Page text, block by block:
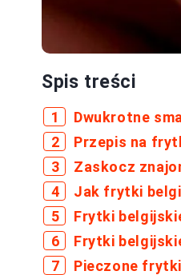
Spis treści
Dwukrotne
Przepis na
Zaskocz
Jak frytki
Frytki
Frytki
Pieczone